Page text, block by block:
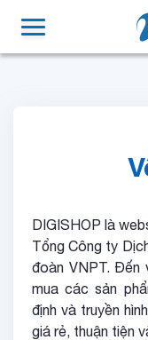
DIGISHOP là
Tổng Công ty
đoàn VNPT. Đến
mua các sản
định và truyền
giá rẻ, thuận tiện